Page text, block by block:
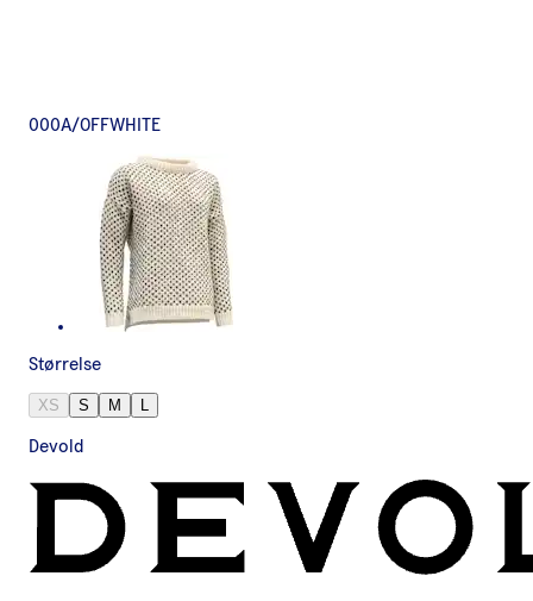
000A/OFFWHITE
Størrelse
XS S M L
Devold